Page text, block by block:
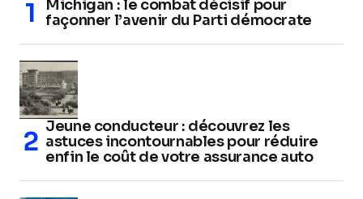
Michigan : le combat décisif pour
façonner l’avenir du Parti démocrate
Jeune conducteur : découvrez les
astuces incontournables pour réduire
enfin le coût de votre assurance auto